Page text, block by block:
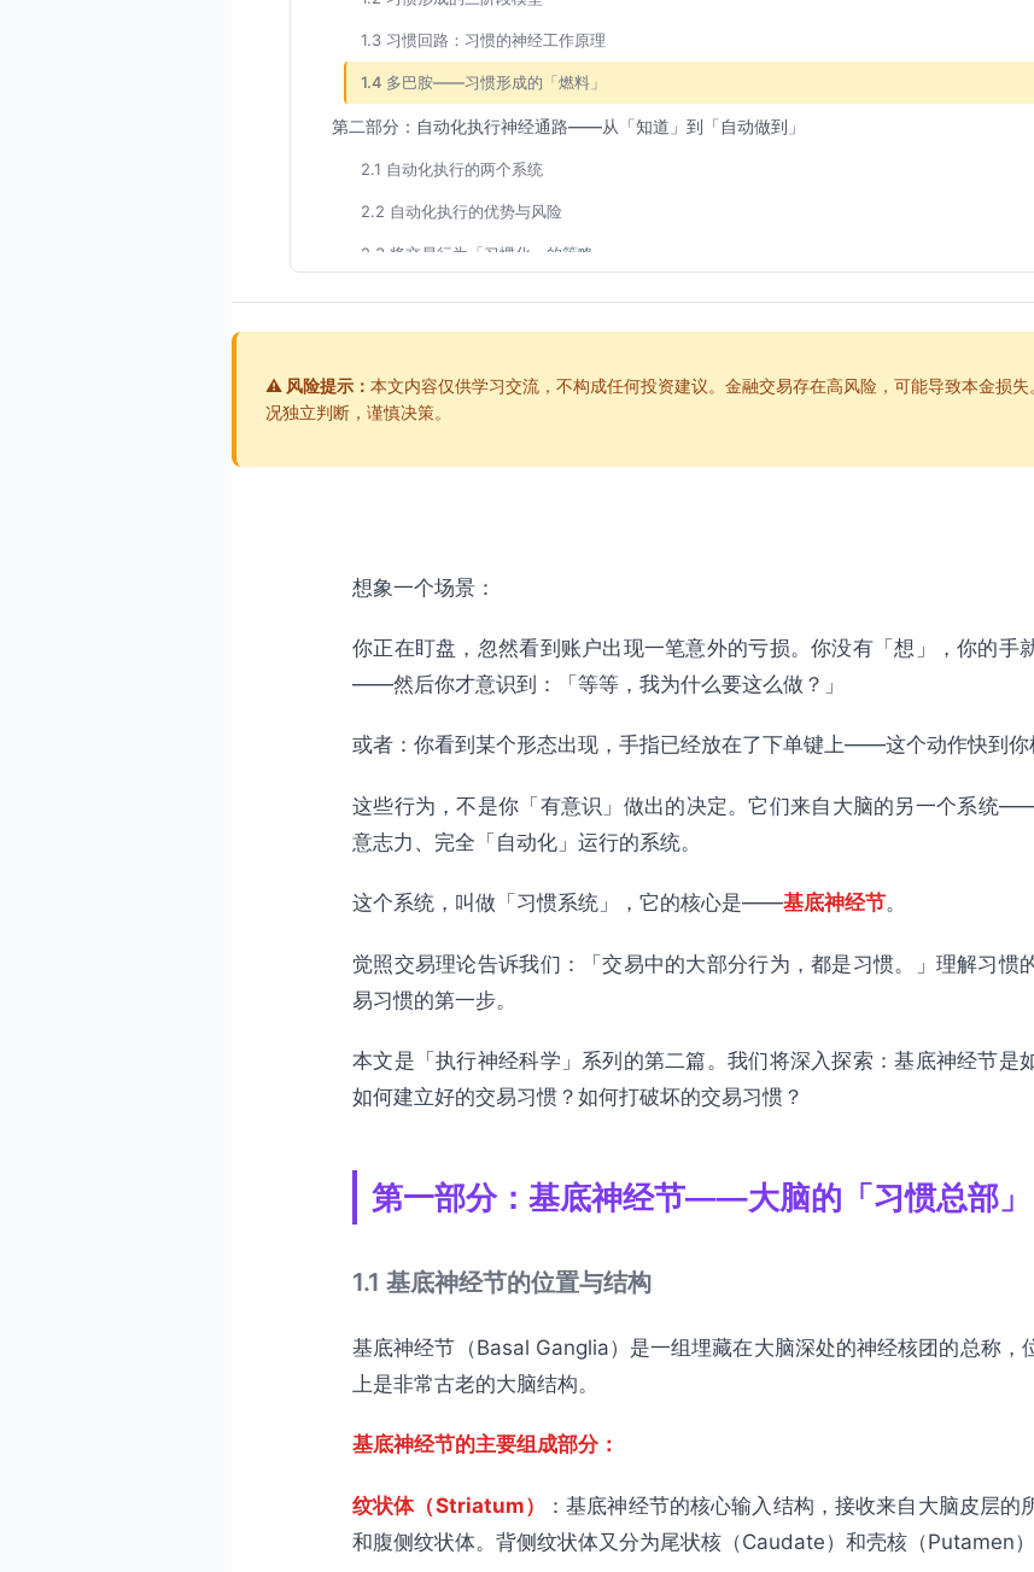
1.3 习惯回路：习惯的神经工作原理
1.4 多巴胺——习惯形成的「燃料」
第二部分：自动化执行神经通路——从「知道」到「自动做到」
2.1 自动化执行的两个系统
2.2 自动化执行的优势与风险
2.3 将交易行为「习惯化」的策略
3.1 习惯的「不可消除」性
3.2 打破坏交易习惯的具体策略
3.3 习惯改变的神经重塑过程
4.1 神经可塑性的基本原理
4.2 加速习惯形成的神经策略
4.3 觉照冥想与神经可塑性
5.1 习惯的「觉照悖论」
5.2 从「觉照的习惯」到「习惯的觉照」
5.3 交易习惯的「终极目标」
⚠️ 风险提示： 本文内容仅供学习交流，不构成任何投资建议。金融交易存在高风险，可能导致本金损
况独立判断，谨慎决策。
想象一个场景：
你正在盯盘，忽然看到账户出现一笔意外的亏损。你没有「想」，你的手
——然后你才意识到：「等等，我为什么要这么做？」
或者：你看到某个形态出现，手指已经放在了下单键上——这个动作快到你
这些行为，不是你「有意识」做出的决定。它们来自大脑的另一个系统
意志力、完全「自动化」运行的系统。
这个系统，叫做「习惯系统」，它的核心是——基底神经节。
觉照交易理论告诉我们：「交易中的大部分行为，都是习惯。」理解习惯
易习惯的第一步。
本文是「执行神经科学」系列的第二篇。我们将深入探索：基底神经节是
如何建立好的交易习惯？如何打破坏的交易习惯？
第一部分：基底神经节——大脑的「习惯总部」
1.1 基底神经节的位置与结构
基底神经节（Basal Ganglia）是一组埋藏在大脑深处的神经核团的总称，
上是非常古老的大脑结构。
基底神经节的主要组成部分：
纹状体（Striatum）
：基底神经节的核心输入结构，接收来自大脑皮层的
和腹侧纹状体。背侧纹状体又分为尾状核（Caudate）和壳核（Putamen）